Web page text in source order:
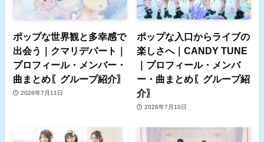
ポップな世界観と多幸感で
出会う｜クマリデパート｜
プロフィール・メンバー・
曲まとめ〖グループ紹介〗
2026年7月11日
ポップな入口からライブの
楽しさへ｜CANDY TUNE
｜プロフィール・メンバ
ー・曲まとめ〖グループ紹
介〗
2026年7月10日